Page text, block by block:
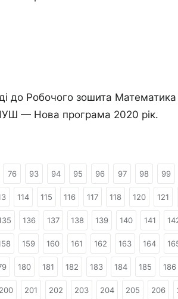
до Робочого зошита
— Нова програма 2020 рік.
76 93 94 95 96 97 98 99
114 115 116 117 118 120 121
136 137 138 139 140 141
159 160 161 162 163 164
180 181 182 183 184 185 186
200 201 202 203 204 205 206